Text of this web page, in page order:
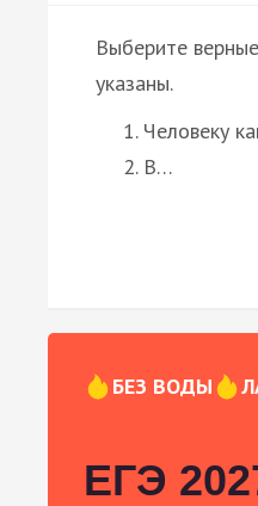
Выберите
указаны.
Человеку
В…
БЕЗ ВОДЫ
ЕГЭ